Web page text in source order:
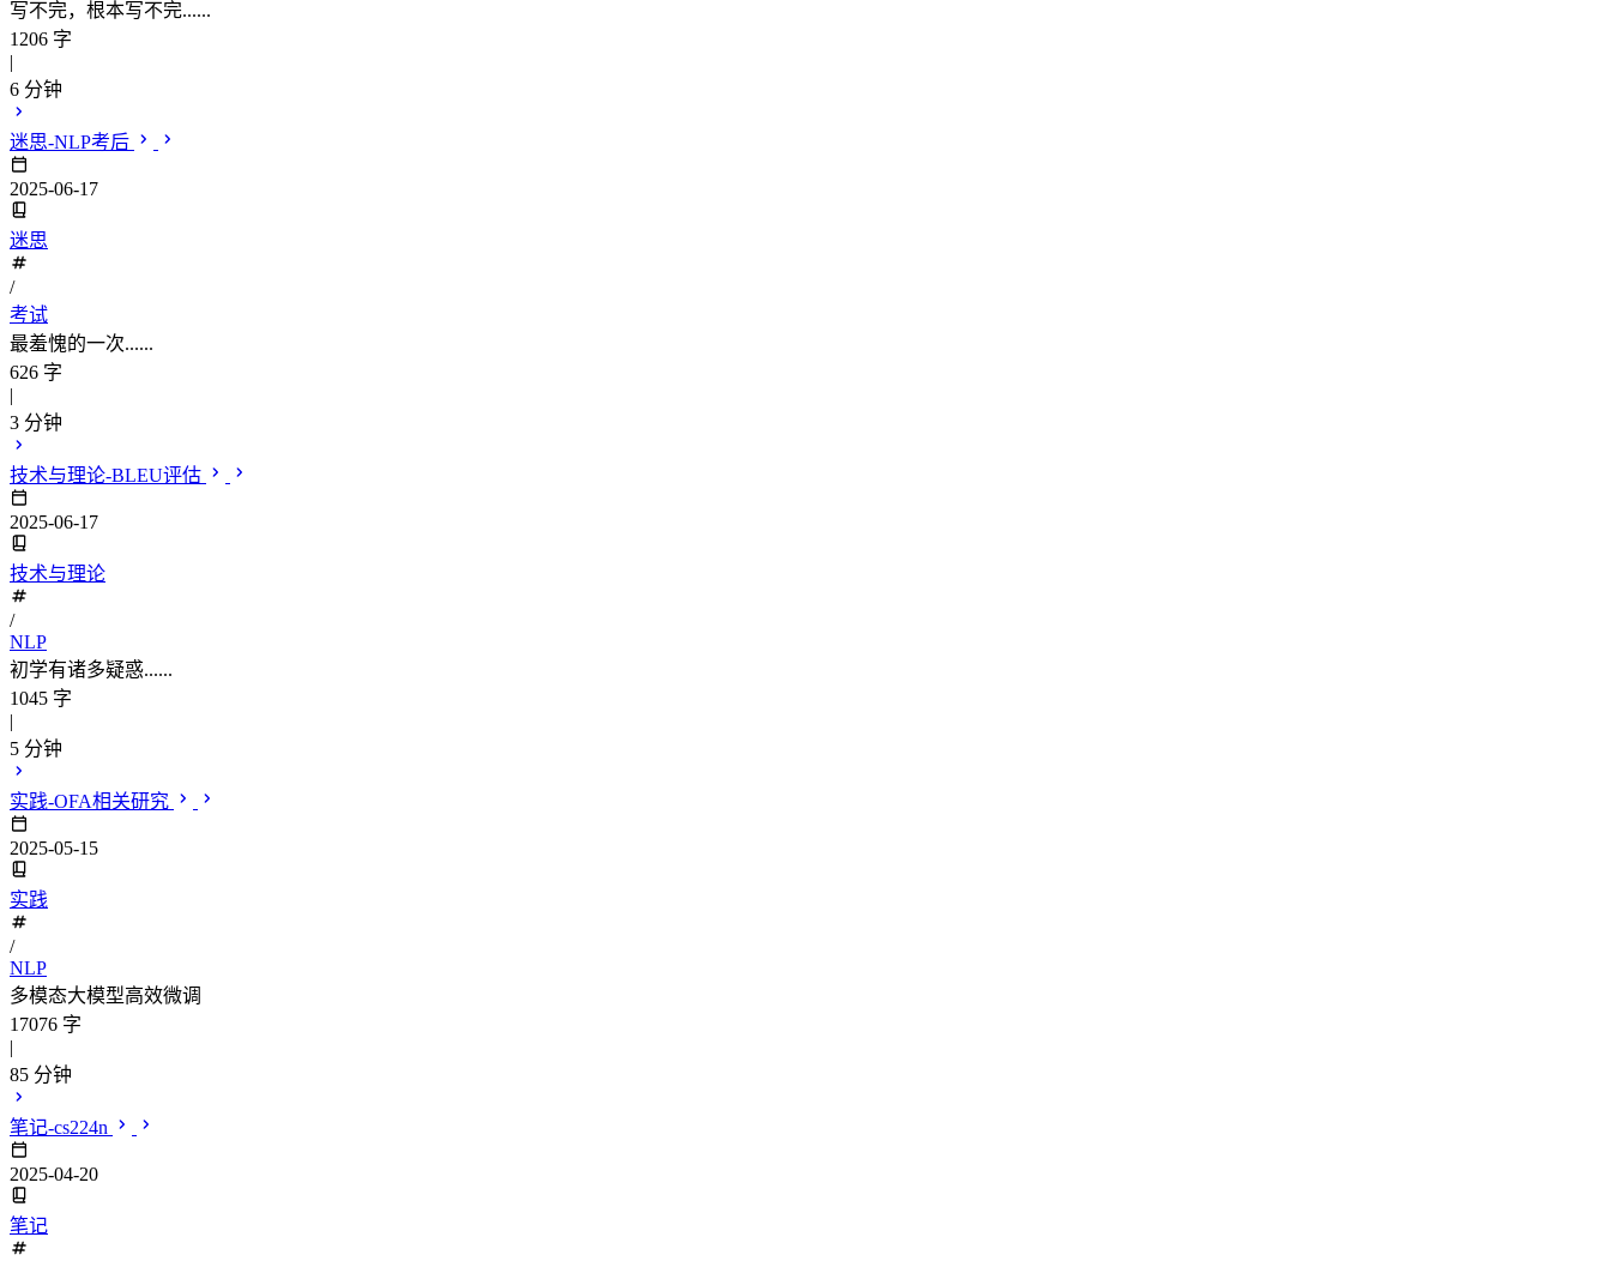
写不完，根本写不完......
1206 字
|
6 分钟
迷思-NLP考后
2025-06-17
迷思
/
考试
最羞愧的一次......
626 字
|
3 分钟
技术与理论-BLEU评估
2025-06-17
技术与理论
/
NLP
初学有诸多疑惑......
1045 字
|
5 分钟
实践-OFA相关研究
2025-05-15
实践
/
NLP
多模态大模型高效微调
17076 字
|
85 分钟
笔记-cs224n
2025-04-20
笔记